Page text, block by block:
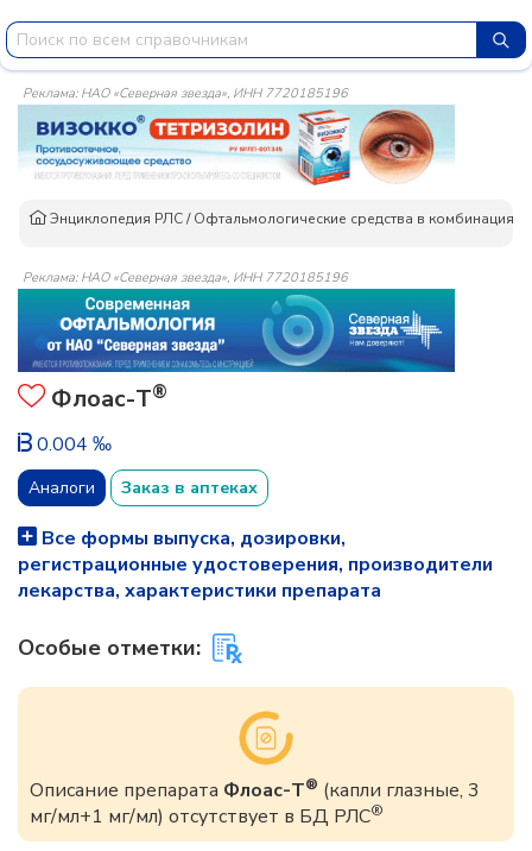
Реклама: НАО «Северная звезда», ИНН 7720185196
Энциклопедия РЛС/Офтальмологические средства в комбинациях
Реклама: НАО «Северная звезда», ИНН 7720185196
Флоас-Т®
0.004 ‰
Аналоги Заказ в аптеках
Все формы выпуска, дозировки,
регистрационные удостоверения, производители
лекарства, характеристики препарата
Особые отметки:
Описание препарата Флоас-Т® (капли глазные, 3
мг/мл+1 мг/мл) отсутствует в БД РЛС®